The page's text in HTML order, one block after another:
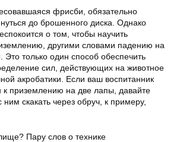
фрисби, обязательно
до брошенного диска. Однако
о том, чтобы научить
другими словами падению на
Это только один способ обеспечить
сил, действующих на животное
акробатики. Если ваш воспитанник
к приземлению на две лапы, давайте
скакать через обруч, к примеру,
Пару слов о технике